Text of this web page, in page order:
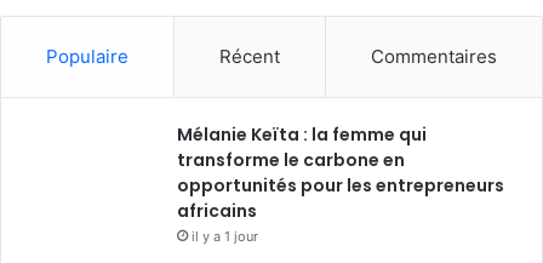
Populaire Récent Commentaires
Mélanie Keïta : la femme qui
transforme le carbone en
opportunités pour les entrepreneurs
africains
il y a 1 jour